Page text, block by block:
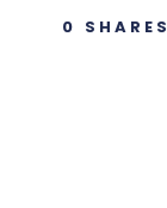
0 SHARES